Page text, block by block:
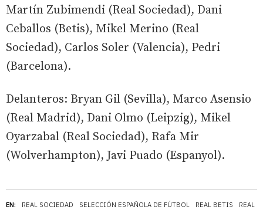
EN: REAL SOCIEDAD SELECCIÓN ESPAÑOLA DE FÚTBOL REAL BETIS REAL
Martín Zubimendi (Real Sociedad), Dani
Ceballos (Betis), Mikel Merino (Real
Sociedad), Carlos Soler (Valencia), Pedri
(Barcelona).
Delanteros: Bryan Gil (Sevilla), Marco Asensio
(Real Madrid), Dani Olmo (Leipzig), Mikel
Oyarzabal (Real Sociedad), Rafa Mir
(Wolverhampton), Javi Puado (Espanyol).